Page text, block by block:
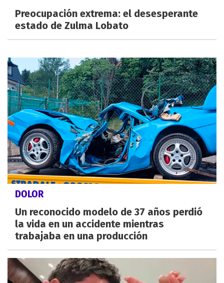
Preocupación extrema: el desesperante
estado de Zulma Lobato
DOLOR
Un reconocido modelo de 37 años perdió
la vida en un accidente mientras
trabajaba en una producción